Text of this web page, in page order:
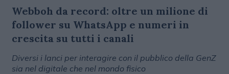
Webboh da record: oltre un milione di
follower su WhatsApp e numeri in
crescita su tutti i canali
Diversi i lanci per interagire con il pubblico della GenZ
sia nel digitale che nel mondo fisico